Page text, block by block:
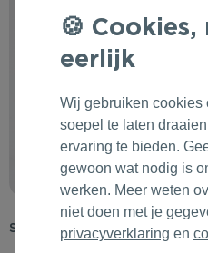
Outdoor & Vrije tijd
Technologie & Gadgets
Home & Living
Duurzame Bestsellers
Daarom Duurzaam
Groene Lente Dagen
Oranjefeest
Vakantie & Zomer
Back to Routine
Herfstmomenten
Sinterklaas
Rituals
Roll'Eat
Samsonite
Stanley/Stella
Tony's Chocolonely
Cookies,
eerlijk
Wij gebruiken cookies
soepel te laten
ervaring te bieden.
gewoon wat nodig is
werken. Meer weten
niet doen met je
privacyverklaring en